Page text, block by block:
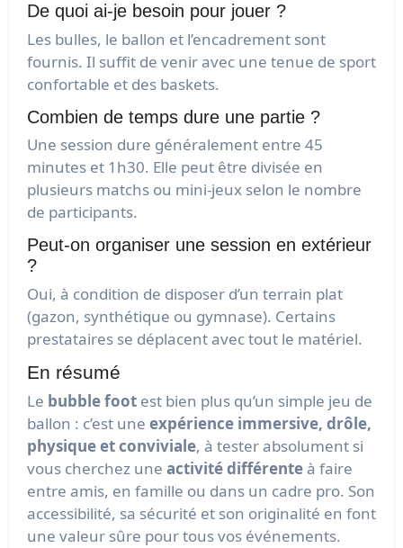
De quoi ai-je besoin pour jouer ?
Les bulles, le ballon et l’encadrement sont
fournis. Il suffit de venir avec une tenue de sport
confortable et des baskets.
Combien de temps dure une partie ?
Une session dure généralement entre 45
minutes et 1h30. Elle peut être divisée en
plusieurs matchs ou mini-jeux selon le nombre
de participants.
Peut-on organiser une session en extérieur
?
Oui, à condition de disposer d’un terrain plat
(gazon, synthétique ou gymnase). Certains
prestataires se déplacent avec tout le matériel.
En résumé
Le bubble footest bien plus qu’un simple jeu de
ballon : c’est une expérience immersive, drôle,
physique et conviviale, à tester absolument si
vous cherchez une activité différenteà faire
entre amis, en famille ou dans un cadre pro. Son
accessibilité, sa sécurité et son originalité en font
une valeur sûre pour tous vos événements.